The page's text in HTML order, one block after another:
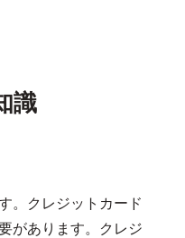
識
。クレジットカード
があります。クレジ